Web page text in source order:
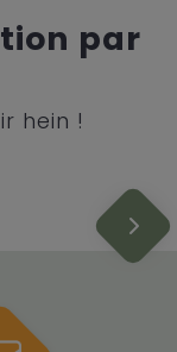
par
hein !